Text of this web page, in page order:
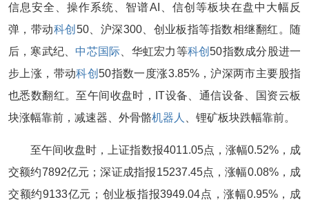
信息安全、操作系统、智谱AI、信创等板块在盘中大幅反
弹，带动科创 50、沪深300、创业板指等指数相继翻红。随
后，寒武纪、 中芯国际 、华虹宏力等科创50指数成分股进一
步上涨，带动科创50指数一度涨3.85%，沪深两市主要股指
也悉数翻红。至午间收盘时，IT设备、通信设备、国资云板
块涨幅靠前，减速器、外骨骼机器人 、锂矿板块跌幅靠前。
至午间收盘时，上证指数报4011.05点，涨幅0.52%，成
交额约7892亿元；深证成指报15237.45点，涨幅0.08%，成
交额约9133亿元；创业板指报3949.04点，涨幅0.95%，成